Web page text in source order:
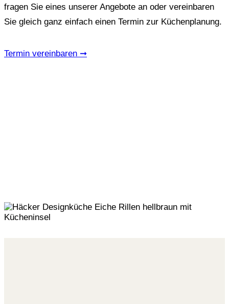
fragen Sie eines unserer Angebote an oder vereinbaren
Sie gleich ganz einfach einen Termin zur Küchenplanung.
Termin vereinbaren ➞